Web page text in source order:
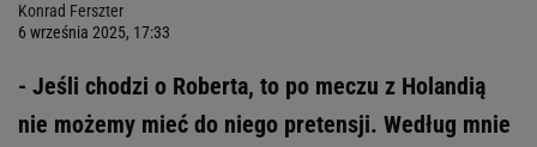
Konrad Ferszter
6 września 2025, 17:33
- Jeśli chodzi o Roberta, to po meczu z Holandią
nie możemy mieć do niego pretensji. Według mnie